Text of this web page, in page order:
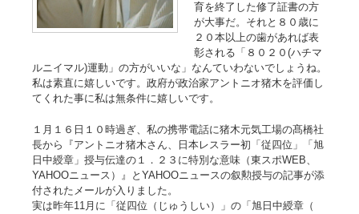
育を終了した修了証書の方
が大事だ。それと８０歳に
２０本以上の歯があれば表
彰される「８０２０(ハチマ
ルニイマル)運動」の方がいいな」なんていわないでしょうね。
私は素直に嬉しいです。政府が政治家アントニオ猪木を評価し
てくれた事に私は無条件に嬉しいです。
１月１６日１０時過ぎ、私の携帯電話に猪木元気工場の髙橋社
長から『アントニオ猪木さん、日本レスラー初「従四位」「旭
日中綬章」授与伝達の１．２３に特別な意味（東スポWEB、
YAHOOニュース）』とYAHOOニュースの叙勲授与の記事が添
付されたメールが入りました。
実は昨年11月に「従四位（じゅうしい）」の「旭日中綬章（